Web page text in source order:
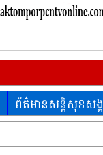
ព័ត៌មានសន្តិសុខសង្